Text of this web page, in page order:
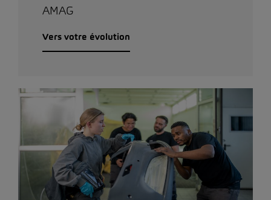
AMAG
Vers votre évolution